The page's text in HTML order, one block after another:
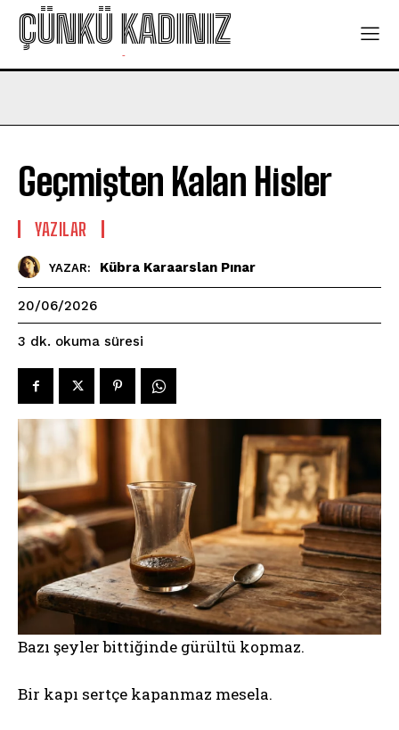
ÇÜNKÜ KADINIZ
-
Geçmişten Kalan Hisler
YAZILAR
YAZAR: Kübra Karaarslan Pınar
20/06/2026
3 dk. okuma süresi
Bazı şeyler bittiğinde gürültü kopmaz.
Bir kapı sertçe kapanmaz mesela.